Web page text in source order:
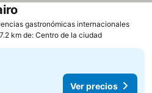
gastronómicas internacionales
km de: Centro de la ciudad
Ver precios